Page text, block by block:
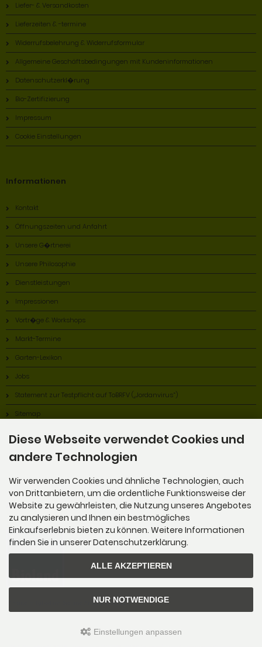
Liefer- & Versandkosten
Lieferzeiten & -termine
Widerrufsbelehrung & Widerrufsformular
Allgemeine Geschäftsbedingungen mit Kundeninformationen
Datenschutzerkl�rung
Bio-Zertifizierung
Impressum
Cookie Einstellungen
Informationen
Kontakt
Öffnungszeiten und Anfahrt
Unsere G�rtnerei
Unsere Philosophie
Dienstleistungen
Impressionen
Vortr�ge & Workshops
Markt-Termine
Garten-Lexikon
Jobs
Statement zur Testpflicht auf ToBRFV („Jordanvirus“)
Sitemap
Alles Bio!
Wir sind Mitglied im Bioland Anbauverband.
Diese Webseite verwendet Cookies und
andere Technologien
Wir verwenden Cookies und ähnliche Technologien, auch
von Drittanbietern, um die ordentliche Funktionsweise der
Website zu gewährleisten, die Nutzung unseres Angebotes
zu analysieren und Ihnen ein bestmögliches
Einkaufserlebnis bieten zu können. Weitere Informationen
finden Sie in unserer Datenschutzerklärung.
ALLE AKZEPTIEREN
NUR NOTWENDIGE
Einstellungen anpassen